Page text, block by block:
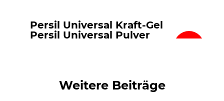
Persil Universal Kraft-Gel
Persil Universal Pulver
Weitere Beiträge